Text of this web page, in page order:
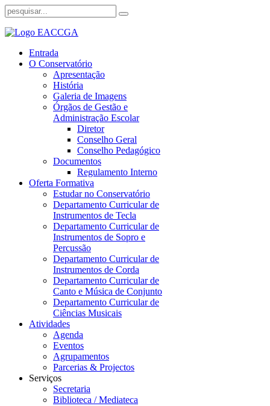
Entrada
O Conservatório
Apresentação
História
Galeria de Imagens
Órgãos de Gestão e
Administração Escolar
Diretor
Conselho Geral
Conselho Pedagógico
Documentos
Regulamento Interno
Oferta Formativa
Estudar no Conservatório
Departamento Curricular de
Instrumentos de Tecla
Departamento Curricular de
Instrumentos de Sopro e
Percussão
Departamento Curricular de
Instrumentos de Corda
Departamento Curricular de
Canto e Música de Conjunto
Departamento Curricular de
Ciências Musicais
Atividades
Agenda
Eventos
Agrupamentos
Parcerias & Projectos
Serviços
Secretaria
Biblioteca / Mediateca